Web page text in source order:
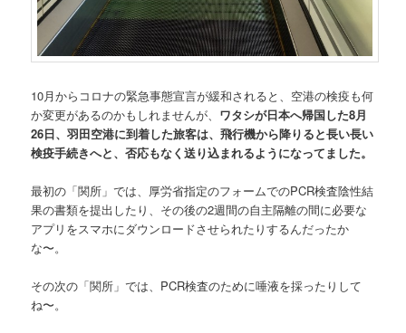
10月からコロナの緊急事態宣言が緩和されると、空港の検疫も何
か変更があるのかもしれませんが、 ワタシが日本へ帰国した8月
26日、羽田空港に到着した旅客は、飛行機から降りると長い長い
検疫手続きへと、否応もなく送り込まれるようになってました。
最初の「関所」では、厚労省指定のフォームでのPCR検査陰性結
果の書類を提出したり、その後の2週間の自主隔離の間に必要な
アプリをスマホにダウンロードさせられたりするんだったか
な〜。
その次の「関所」では、PCR検査のために唾液を採ったりして
ね〜。